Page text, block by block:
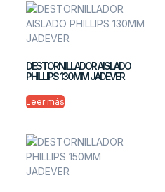
DESTORNILLADOR AISLADO
PHILLIPS 130MM JADEVER
Leer más